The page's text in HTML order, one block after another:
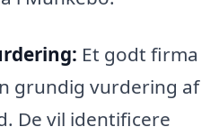
Et godt firma
grundig vurdering af
De vil identificere